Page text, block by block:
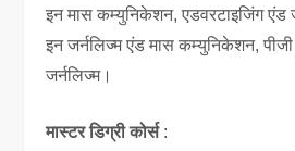
इन मास कम्युनिकेशन, एडवरटाइजिंग एंड
इन जर्नलिज्म एंड मास कम्युनिकेशन, पीजी
जर्नलिज्म।
मास्टर डिग्री कोर्स: